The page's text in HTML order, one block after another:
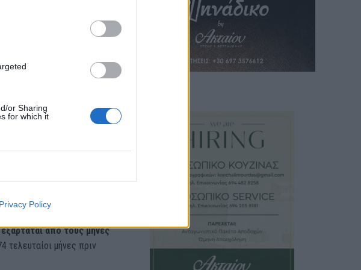
or Sharing
for which it
Privacy Policy
η οποία μπορεί να
ελάχιστου
4 χρόνια προϋπηρεσίας
προβλέπεται
του δικαιούχου του
Συνολικά, η προσαύξηση
από τους μήνες
τελευταίοι μήνες πριν